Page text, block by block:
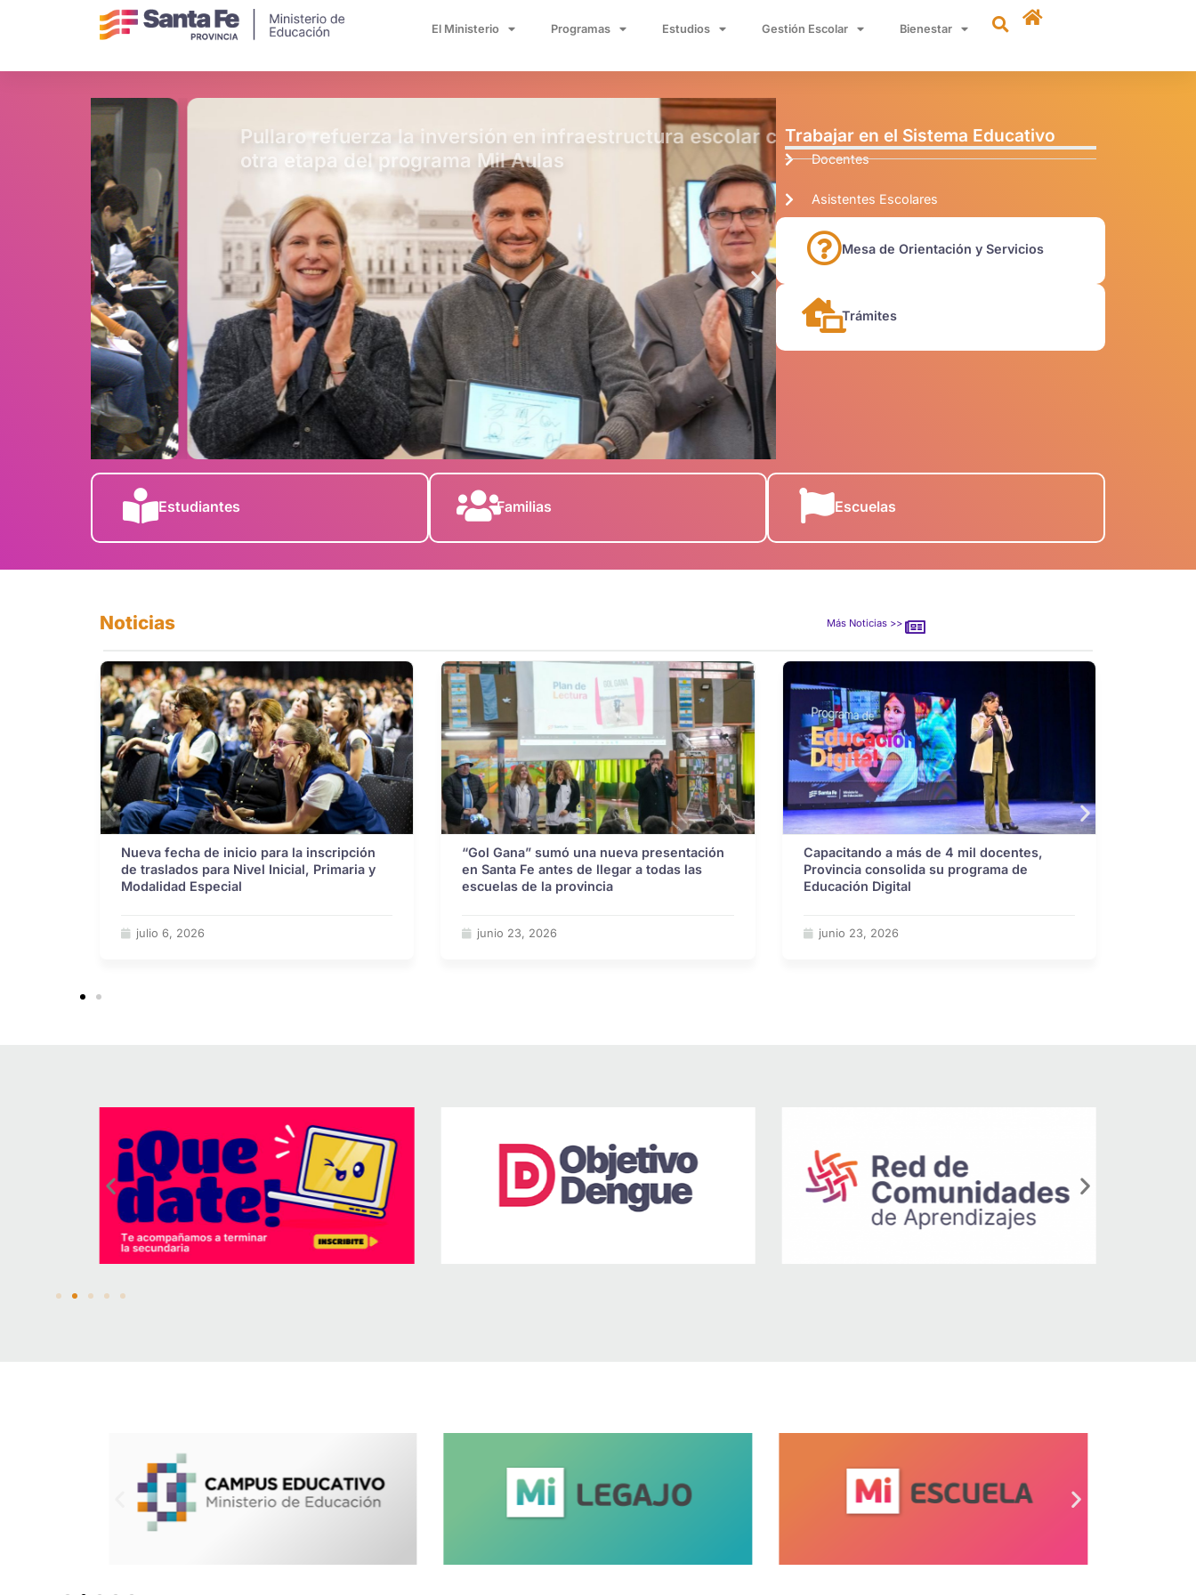
El Ministerio Programas Estudios Gestión Escolar Bienestar
Pullaro refuerza la inversión en infraestructura escolar con
otra etapa del programa Mil Aulas
Trabajar en el Sistema Educativo
Docentes
Asistentes Escolares
Mesa de Orientación y Servicios
Trámites
Estudiantes Familias Escuelas
Noticias Más Noticias >>
Nueva fecha de inicio para la inscripción
de traslados para Nivel Inicial, Primaria y
Modalidad Especial
julio 6, 2026
“Gol Gana” sumó una nueva presentación
en Santa Fe antes de llegar a todas las
escuelas de la provincia
junio 23, 2026
Capacitando a más de 4 mil docentes,
Provincia consolida su programa de
Educación Digital
junio 23, 2026